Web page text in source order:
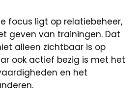
focus ligt op relatiebeheer,
geven van trainingen. Dat
alleen zichtbaar is op
ook actief bezig is met het
en het